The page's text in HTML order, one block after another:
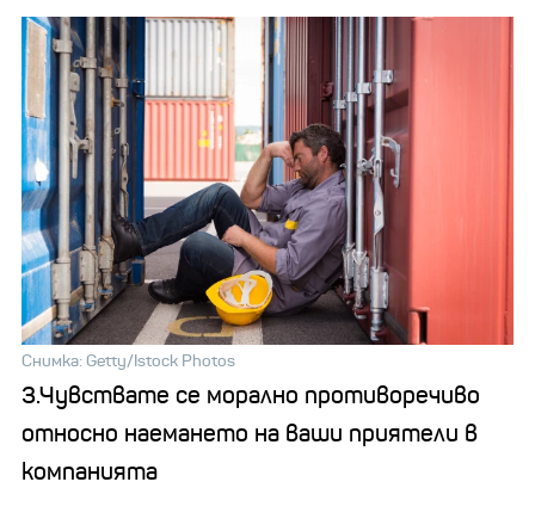
Снимка: Getty/Istock Photos
3.Чувствате се морално противоречиво
относно наемането на ваши приятели в
компанията